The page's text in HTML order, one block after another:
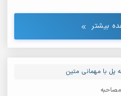
بیشتر
پل با مهمانی متین
مصاحبه